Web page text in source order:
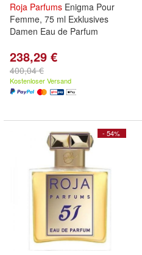
Roja Parfums Enigma Pour
Femme, 75 ml Exklusives
Damen Eau de Parfum
238,29 €
400,04 €
Kostenloser Versand
- 54%